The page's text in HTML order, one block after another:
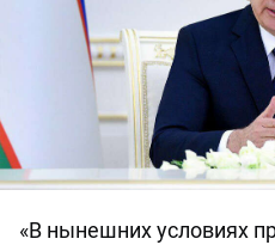
«В нынешних условиях